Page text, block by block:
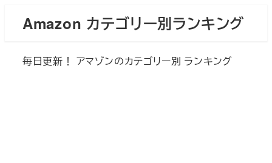
Amazon カテゴリー別ランキング
毎日更新！ アマゾンのカテゴリー別 ランキング